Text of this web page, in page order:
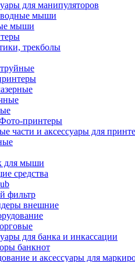
для манипуляторов
мыши
мыши
трекболы
принтеры
части и аксессуары для
для мыши
средства
фильтр
внешние
для банка и инкассации
банкнот
и аксессуары для